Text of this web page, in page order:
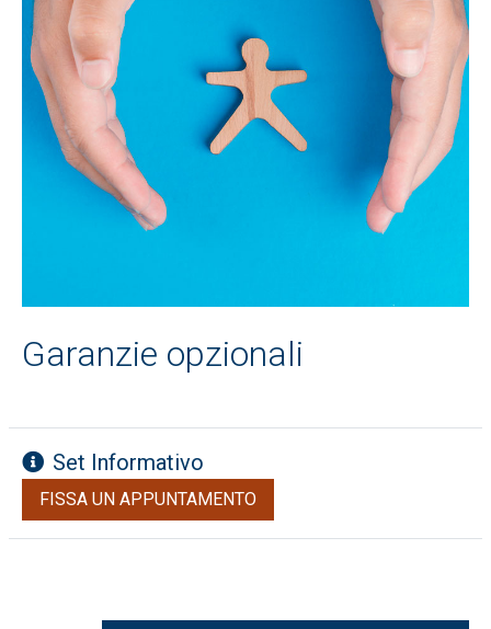
Garanzie opzionali
Set Informativo
FISSA UN APPUNTAMENTO